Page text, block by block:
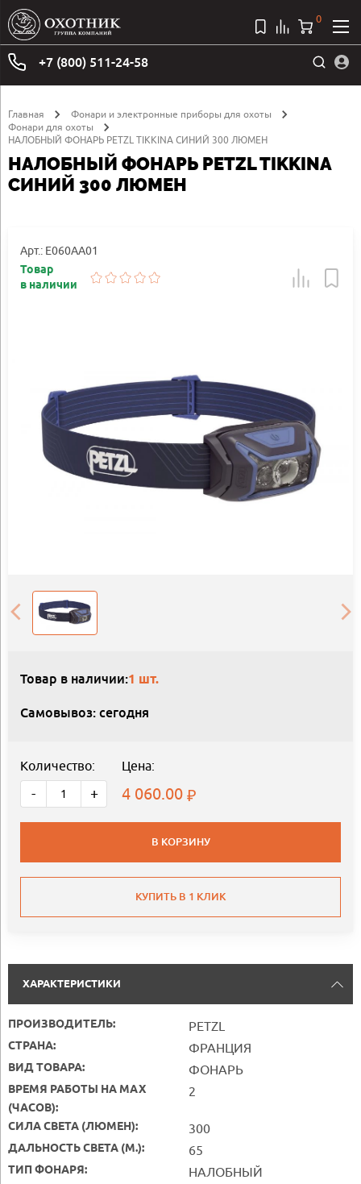
+7 (800) 511-24-58
0
Главная
Фонари и электронные приборы для охоты
Фонари для охоты
НАЛОБНЫЙ ФОНАРЬ PETZL TIKKINA СИНИЙ 300 ЛЮМЕН
НАЛОБНЫЙ ФОНАРЬ PETZL TIKKINA
СИНИЙ 300 ЛЮМЕН
Арт.: E060AA01
Товар
в наличии
Товар в наличии:1 шт.
Самовывоз: сегодня
Количество:
- +
Цена:
4 060.00
В КОРЗИНУ
КУПИТЬ В 1 КЛИК
ХАРАКТЕРИСТИКИ
ПРОИЗВОДИТЕЛЬ: PETZL
СТРАНА: ФРАНЦИЯ
ВИД ТОВАРА: ФОНАРЬ
ВРЕМЯ РАБОТЫ НА MAX
(ЧАСОВ):
2
СИЛА СВЕТА (ЛЮМЕН): 300
ДАЛЬНОСТЬ СВЕТА (М.): 65
ТИП ФОНАРЯ: НАЛОБНЫЙ